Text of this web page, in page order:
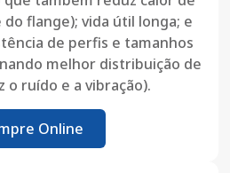
flange); vida útil longa; e
de perfis e tamanhos
melhor distribuição de
o ruído e a vibração).
Online